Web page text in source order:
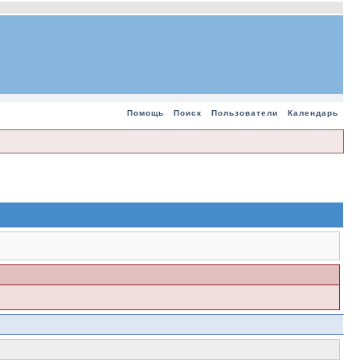
Помощь Поиск Пользователи Календарь